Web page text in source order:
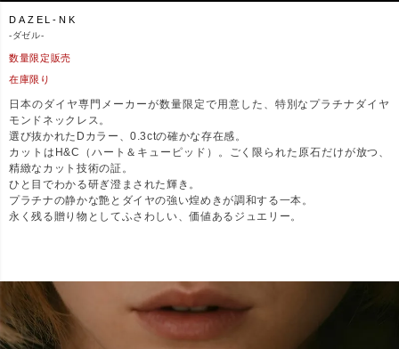
DAZEL-NK
-ダゼル-
数量限定販売
在庫限り
日本のダイヤ専門メーカーが数量限定で用意した、特別なプラチナダイヤ
モンドネックレス。
選び抜かれたDカラー、0.3ctの確かな存在感。
カットはH&C（ハート＆キューピッド）。ごく限られた原石だけが放つ、
精緻なカット技術の証。
ひと目でわかる研ぎ澄まされた輝き。
プラチナの静かな艶とダイヤの強い煌めきが調和する一本。
永く残る贈り物としてふさわしい、価値あるジュエリー。